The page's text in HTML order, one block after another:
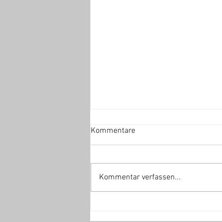
Kommentare
Kommentar verfassen...